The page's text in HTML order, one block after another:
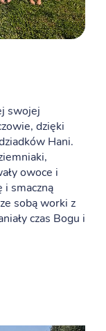
swojej
dzięki
Hani.
owoce i
i smaczną
sobą worki z
czas Bogu i